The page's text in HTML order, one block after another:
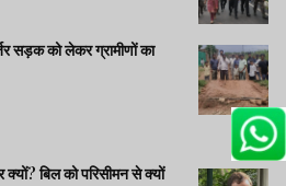
सड़क को लेकर ग्रामीणों का
से क्यों